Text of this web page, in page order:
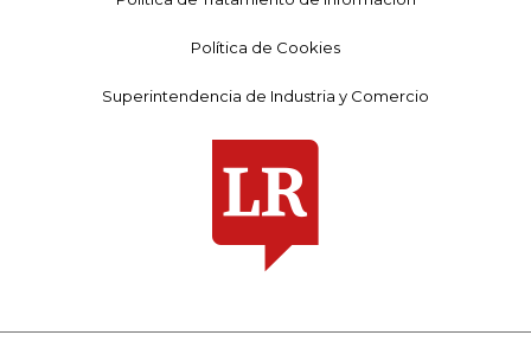
Política de Cookies
Superintendencia de Industria y Comercio